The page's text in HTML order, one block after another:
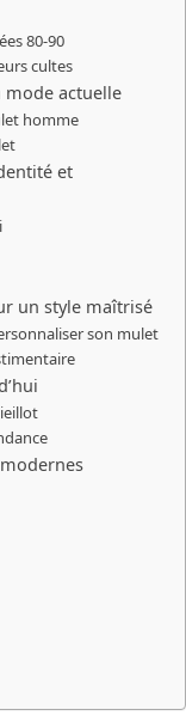
80-90
cultes
mode actuelle
homme
et
un style maîtrisé
son mulet